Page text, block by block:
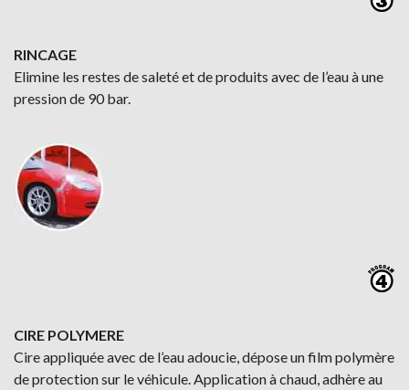
RINCAGE
Elimine les restes de saleté et de produits avec de l’eau à une
pression de 90 bar.
CIRE POLYMERE
Cire appliquée avec de l’eau adoucie, dépose un film polymère
de protection sur le véhicule. Application à chaud, adhère au